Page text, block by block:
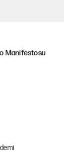
Manifestosu